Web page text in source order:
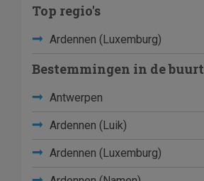
Top regio's
Ardennen (Luxemburg)
Bestemmingen in de buurt
Antwerpen
Ardennen (Luik)
Ardennen (Luxemburg)